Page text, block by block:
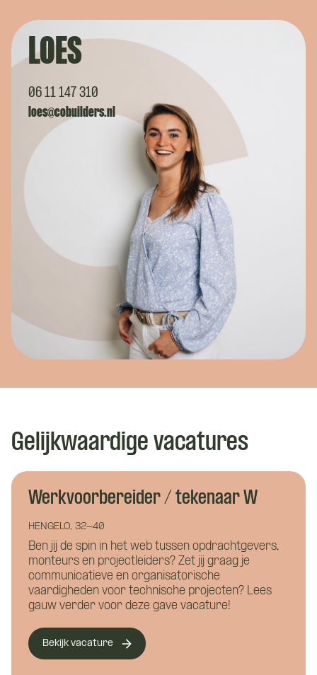
LOES
06 11 147 310
loes@cobuilders.nl
Gelijkwaardige vacatures
Werkvoorbereider / tekenaar W
HENGELO, 32-40
Ben jij de spin in het web tussen opdrachtgevers,
monteurs en projectleiders? Zet jij graag je
communicatieve en organisatorische
vaardigheden voor technische projecten? Lees
gauw verder voor deze gave vacature!
Bekijk vacature
Wat is je naam?
Wil je alvast wat kwijt?
Wat is je naam?
Namens welk bedrijf neem je contact op?